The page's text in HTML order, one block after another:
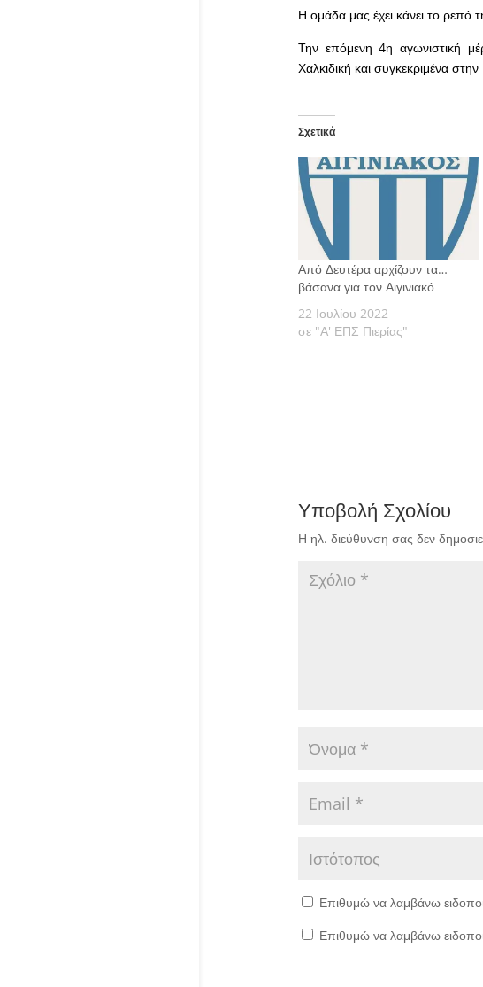
Η ομάδα μας έχει κάνει το ρεπό
Την επόμενη 4η αγωνιστική
Χαλκιδική και συγκεκριμένα
Σχετικά
Από Δευτέρα αρχίζουν τα…
βάσανα για τον Αιγινιακό
22 Ιουλίου 2022
σε "Α' ΕΠΣ Πιερίας"
Υποβολή Σχολίου
Η ηλ. διεύθυνση σας δεν
Επιθυμώ να λαμβάνω
Επιθυμώ να λαμβάνω